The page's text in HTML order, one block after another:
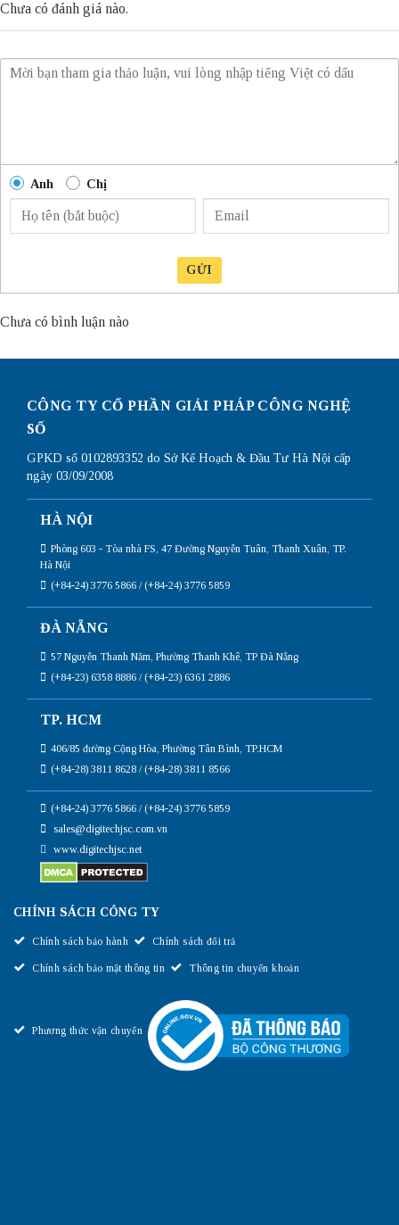
Chưa có đánh giá nào.
Anh Chị
GỬI
Chưa có bình luận nào
CÔNG TY CỔ PHẦN GIẢI PHÁP CÔNG NGHỆ
SỐ
GPKD số 0102893352 do Sở Kế Hoạch & Đầu Tư Hà Nội cấp
ngày 03/09/2008
HÀ NỘI
Phòng 603 - Tòa nhà FS, 47 Đường Nguyễn Tuân, Thanh Xuân, TP.
Hà Nội
(+84-24) 3776 5866 / (+84-24) 3776 5859
ĐÀ NẴNG
57 Nguyễn Thanh Năm, Phường Thanh Khê, TP Đà Nẵng
(+84-23) 6358 8886 / (+84-23) 6361 2886
TP. HCM
406/85 đường Cộng Hòa, Phường Tân Bình, TP.HCM
(+84-28) 3811 8628 / (+84-28) 3811 8566
(+84-24) 3776 5866 / (+84-24) 3776 5859
sales@digitechjsc.com.vn
www.digitechjsc.net
CHÍNH SÁCH CÔNG TY
Chính sách bảo hành Chính sách đổi trả
Chính sách bảo mật thông tin Thông tin chuyển khoản
Phương thức vận chuyển